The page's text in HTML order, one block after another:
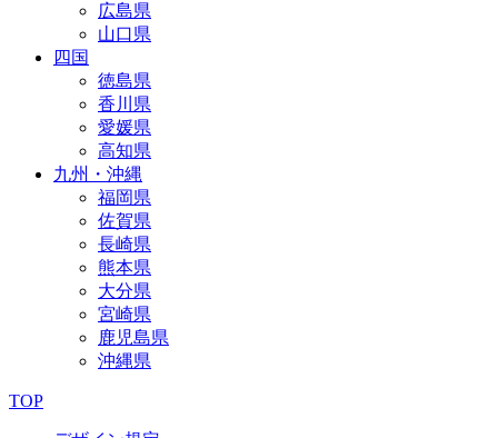
広島県
山口県
四国
徳島県
香川県
愛媛県
高知県
九州・沖縄
福岡県
佐賀県
長崎県
熊本県
大分県
宮崎県
鹿児島県
沖縄県
TOP